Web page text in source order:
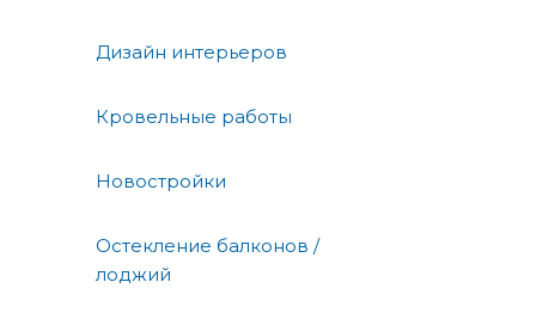
Дизайн интерьеров
Кровельные работы
Новостройки
Остекление балконов /
лоджий